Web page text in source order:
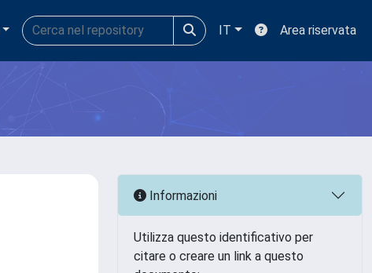
IT Area riservata
Informazioni
Utilizza questo identificativo per
citare o creare un link a questo